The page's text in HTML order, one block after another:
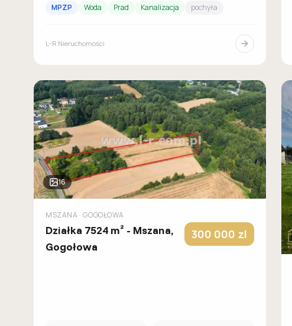
MPZP Woda Prad Kanalizacja pochyła
L-R Nieruchomości
16
MSZANA · GOGOŁOWA
Działka 7524 m² - Mszana,
Gogołowa
300 000 zl